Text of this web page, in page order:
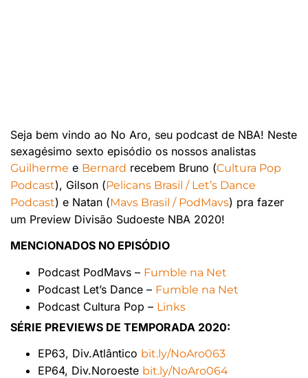
Seja bem vindo ao No Aro, seu podcast de NBA! Neste
sexagésimo sexto episódio os nossos analistas
Guilherme e Bernard recebem Bruno (Cultura Pop
Podcast), Gilson (Pelicans Brasil / Let’s Dance
Podcast) e Natan (Mavs Brasil / PodMavs) pra fazer
um Preview Divisão Sudoeste NBA 2020!
MENCIONADOS NO EPISÓDIO
Podcast PodMavs – Fumble na Net
Podcast Let’s Dance – Fumble na Net
Podcast Cultura Pop – Links
SÉRIE PREVIEWS DE TEMPORADA 2020:
EP63, Div.Atlântico bit.ly/NoAro063
EP64, Div.Noroeste bit.ly/NoAro064